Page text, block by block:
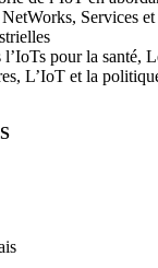
Services
l’IoTs pour la santé,
L’IoT et la